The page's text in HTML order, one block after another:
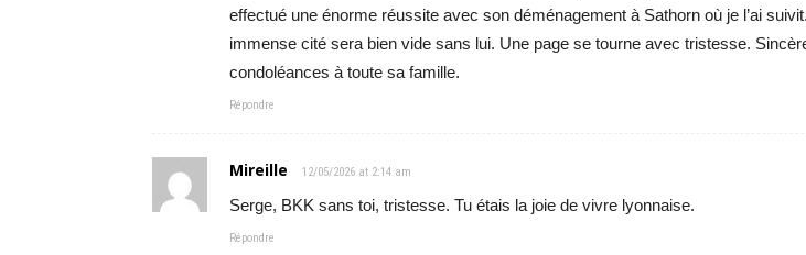
effectué une énorme réussite avec son déménagement à Sathorn où je l’ai
immense cité sera bien vide sans lui. Une page se tourne avec tristesse.
condoléances à toute sa famille.
Répondre
Mireille 12/05/2026 at 2:14 am
Serge, BKK sans toi, tristesse. Tu étais la joie de vivre lyonnaise.
Répondre